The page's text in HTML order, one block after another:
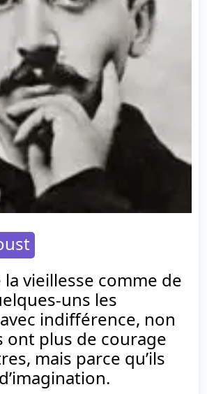
vieillesse comme de
uns les
indifférence, non
ont plus de courage
mais parce qu’ils